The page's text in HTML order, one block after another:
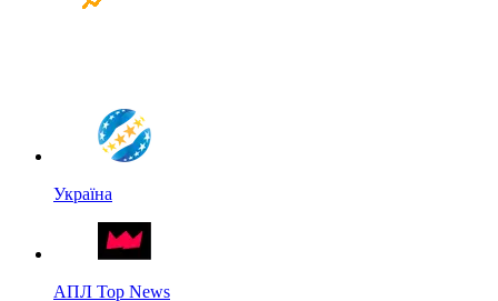
Україна
АПЛ Top News